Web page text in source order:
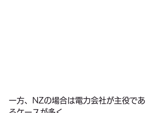
一方、NZの場合は電力会社が主役であ